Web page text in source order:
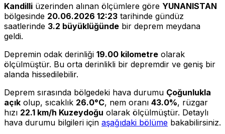
Kandilli üzerinden alınan ölçümlere göre YUNANISTAN
bölgesinde 20.06.2026 12:23 tarihinde gündüz
saatlerinde 3.2 büyüklüğünde bir deprem meydana
geldi.
Depremin odak derinliği 19.00 kilometre olarak
ölçülmüştür. Bu orta derinlikli bir depremdir ve geniş bir
alanda hissedilebilir.
Deprem sırasında bölgedeki hava durumu Çoğunlukla
açık olup, sıcaklık 26.0°C, nem oranı 43.0%, rüzgar
hızı 22.1 km/h Kuzeydoğu olarak ölçülmüştür. Detaylı
hava durumu bilgileri için aşağıdaki bölüme bakabilirsiniz.